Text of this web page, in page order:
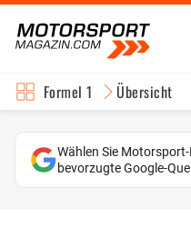
Formel 1 Übersicht
Wählen Sie
bevorzugte Google-